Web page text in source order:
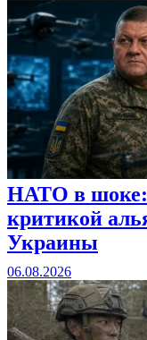
НАТО в шоке:
критикой
Украины
06.08.2026